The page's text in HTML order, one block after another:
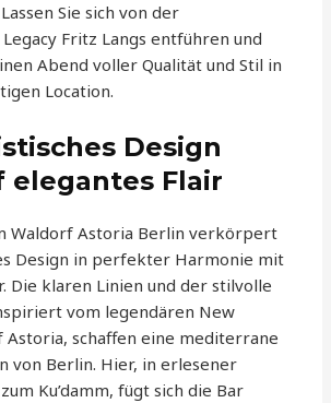
Sie sich von der
Fritz Langs entführen und
Abend voller Qualität und Stil in
Location.
Design
Flair
Waldorf Astoria Berlin verkörpert
Design in perfekter Harmonie mit
Die klaren Linien und der stilvolle
vom legendären New
Astoria, schaffen eine mediterrane
von Berlin. Hier, in erlesener
Ku’damm, fügt sich die Bar